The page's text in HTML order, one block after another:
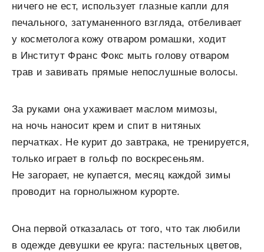
ничего не ест, использует глазные капли для
печального, затуманенного взгляда, отбеливает
у косметолога кожу отваром ромашки, ходит
в Институт Франс Фокс мыть голову отваром
трав и завивать прямые непослушные волосы.
За руками она ухаживает маслом мимозы,
на ночь наносит крем и спит в нитяных
перчатках. Не курит до завтрака, не тренируется,
только играет в гольф по воскресеньям.
Не загорает, не купается, месяц каждой зимы
проводит на горнолыжном курорте.
Она первой отказалась от того, что так любили
в одежде девушки ее круга: пастельных цветов,